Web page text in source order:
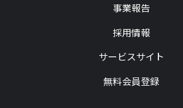
事業報告
採用情報
サービスサイト
無料会員登録